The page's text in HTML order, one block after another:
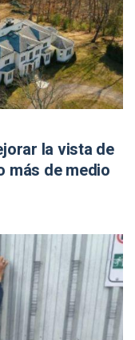
la vista de
más de medio